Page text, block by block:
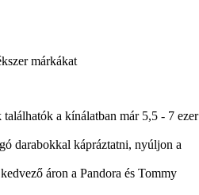
a kínálatban már 5,5 - 7 ezer
darabokkal kápráztatni, nyúljon a
áron a Pandora és Tommy